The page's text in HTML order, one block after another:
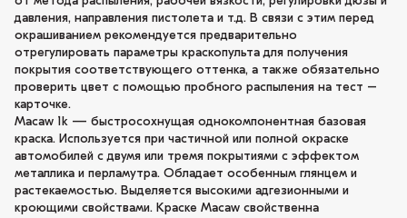
давления, направления пистолета и т.д. В связи с этим перед
окрашиванием рекомендуется предварительно
отрегулировать параметры краскопульта для получения
покрытия соответствующего оттенка, а также обязательно
проверить цвет с помощью пробного распыления на тест –
карточке.
Macaw 1k — быстросохнущая однокомпонентная базовая
краска. Используется при частичной или полной окраске
автомобилей с двумя или тремя покрытиями с эффектом
металлика и перламутра. Обладает особенным глянцем и
растекаемостью. Выделяется высокими адгезионными и
кроющими свойствами. Краске Macaw свойственна